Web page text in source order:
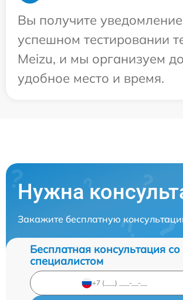
Вы получите
успешном тестировании
Meizu, и мы организуем
удобное место и время.
Нужна
Закажите бесплатную
Бесплатная консультация со
специалистом